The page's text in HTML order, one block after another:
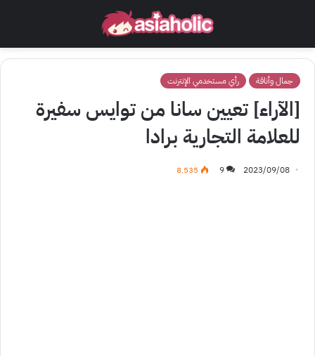
جمال وأناقة رأي مستخدمي الإنترنت
[الآراء] تعيين سانا من توايس سفيرة
للعلامة التجارية برادا
2023/09/08
9 8٬535